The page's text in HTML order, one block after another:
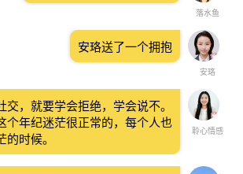
落水鱼
安珞
安珞送了一个拥抱
聆心情感
交，就要学会拒绝，学会说不。
个年纪迷茫很正常的，每个人也
的时候。